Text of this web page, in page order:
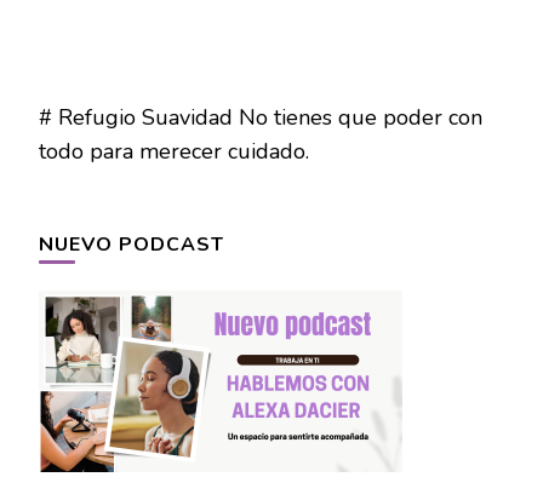
# Refugio Suavidad No tienes que poder con
todo para merecer cuidado.
NUEVO PODCAST